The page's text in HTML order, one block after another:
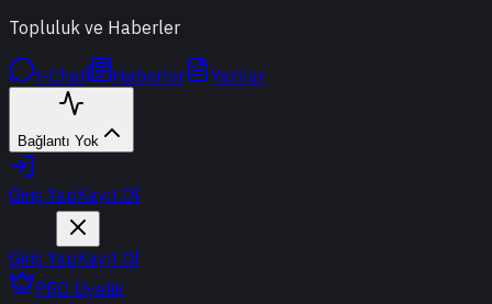
Topluluk ve Haberler
t-Chat Haberler Yazılar
Bağlantı Yok
Giriş YapKayıt Ol
Giriş YapKayıt Ol
PRO Üyelik